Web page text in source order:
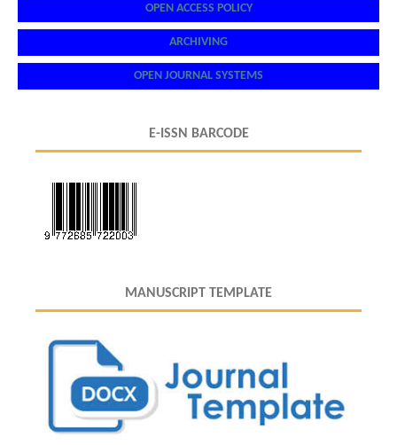
OPEN ACCESS POLICY
ARCHIVING
OPEN JOURNAL SYSTEMS
E-ISSN BARCODE
MANUSCRIPT TEMPLATE